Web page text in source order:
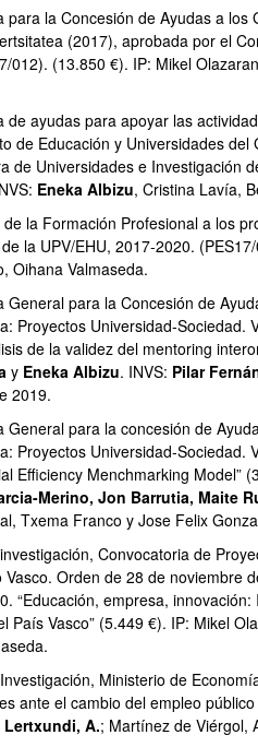
para la Concesión de Ayudas a
(2017), aprobada por el
012). (13.850 €). IP: Mikel
de ayudas para apoyar las
de Educación y Universidades
de Universidades e Investigación
Eneka Albizu, Cristina Lavía,
la Formación Profesional a los
la UPV/EHU, 2017-2020.
Oihana Valmaseda.
General para la Concesión de
Proyectos Universidad-
de la validez del mentoring
y Eneka Albizu. INVS: Pilar
2019.
General para la concesión de
Proyectos
Efficiency Menchmarking Model”
Merino, Jon Barrutia, Maite
Txema Franco y Jose Felix
Convocatoria de
Vasco. Orden de 28 de noviembre
“Educación, empresa,
País Vasco” (5.449 €). IP: Mikel
Ministerio de
ante el cambio del empleo
Lertxundi, A.; Martínez de Viérgol,